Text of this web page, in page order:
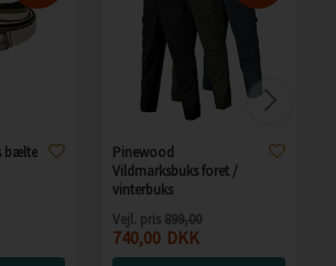
bælte
Pinewood
Vildmarksbuks foret /
vinterbuks
Vejl. pris 899,00
740,00 DKK